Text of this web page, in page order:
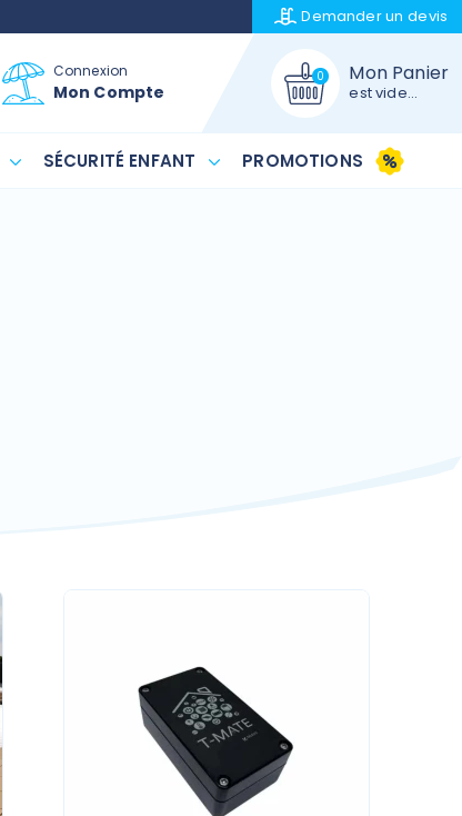
Demander un devis
0 Mon Panier
est vide...
Connexion
Mon Compte
SÉCURITÉ ENFANT PROMOTIONS